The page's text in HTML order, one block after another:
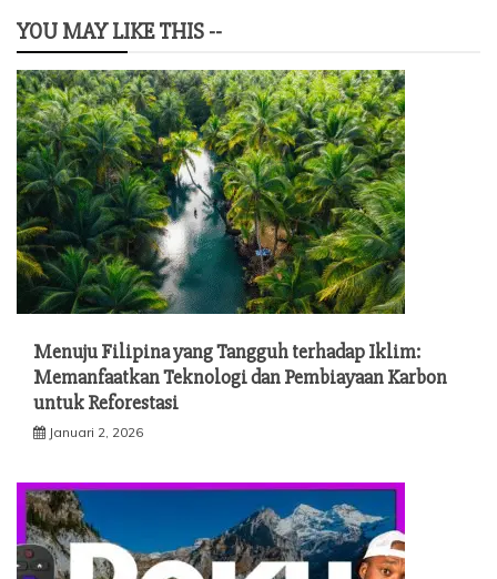
YOU MAY LIKE THIS --
Menuju Filipina yang Tangguh terhadap Iklim:
Memanfaatkan Teknologi dan Pembiayaan Karbon
untuk Reforestasi
Januari 2, 2026